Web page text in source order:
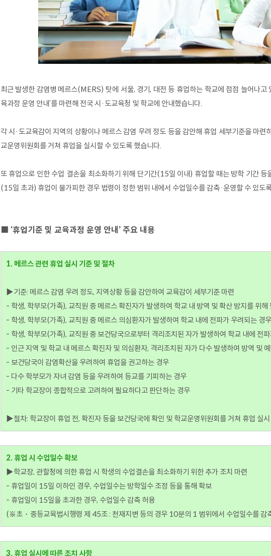
최근 발생한 감염병 메르스(MERS) 탓에 서울, 경기, 대전 등 휴업하는 학교에 점점 늘어나고
육과정 운영 안내’를 마련해 전국 시·도교육청 및 학교에 안내했습니다.
각 시·도교육감이 지역의 상황이나 메르스 감염 우려 정도 등을 감안해 휴업 세부기준을 마
교운영위원회를 거쳐 휴업을 실시할 수 있도록 했습니다.
또 휴업으로 인한 수업 결손을 최소화하기 위해 단기간(15일 이내) 휴업할 때는 방학 기간
(15일 초과) 휴업이 불가피한 경우 법령이 정한 범위 내에서 수업일수를 감축·운영할 수 있도
■ ‘휴업기준 및 교육과정 운영 안내’ 주요 내용
1. 메르스 관련 휴업 실시 기준 및 절차
▶기준: 메르스 감염 우려 정도, 지역상황 등을 감안하여 교육감이 세부기준 마련
- 학생, 학부모(가족), 교직원 중 메르스 확진자가 발생하여 학교 내 방역 및 확산 방지를 위
- 학생, 학부모(가족), 교직원 중 메르스 의심환자가 발생하여 학교 내에 전파가 우려되는 경우
- 학생, 학부모(가족), 교직원 중 보건당국으로부터 격리조치된 자가 발생하여 학교 내에 전
- 인근 지역 및 학교 내 메르스 확진자 및 의심환자, 격리조치된 자가 다수 발생하여 방역 및
- 보건당국이 감염확산을 우려하여 휴업을 권고하는 경우
- 다수 학부모가 자녀 감염 등을 우려하여 등교를 기피하는 경우
- 기타 학교장이 종합적으로 고려하여 필요하다고 판단하는 경우
▶절차: 학교장이 휴업 전, 확진자 등을 보건당국에 확인 및 학교운영위원회를 거쳐 휴업 실시
2. 휴업 시 수업일수 확보
▶학교장, 관할청에 의한 휴업 시 학생의 수업결손을 최소화하기 위한 추가 조치 마련
- 휴업일이 15일 이하인 경우, 수업일수는 방학일수 조정 등을 통해 확보
- 휴업일이 15일을 초과한 경우, 수업일수 감축 허용
(※초・중등교육법시행령 제 45조 : 천재지변 등의 경우 10분의 1 범위에서 수업일수를 감
3. 휴업 실시에 따른 조치 사항